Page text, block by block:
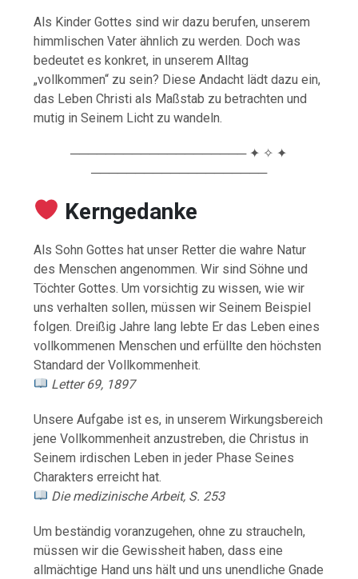
Als Kinder Gottes sind wir dazu berufen, unserem
himmlischen Vater ähnlich zu werden. Doch was
bedeutet es konkret, in unserem Alltag
„vollkommen“ zu sein? Diese Andacht lädt dazu ein,
das Leben Christi als Maßstab zu betrachten und
mutig in Seinem Licht zu wandeln.
──────────────────── ✦ ✧ ✦
────────────────────
️ Kerngedanke
Als Sohn Gottes hat unser Retter die wahre Natur
des Menschen angenommen. Wir sind Söhne und
Töchter Gottes. Um vorsichtig zu wissen, wie wir
uns verhalten sollen, müssen wir Seinem Beispiel
folgen. Dreißig Jahre lang lebte Er das Leben eines
vollkommenen Menschen und erfüllte den höchsten
Standard der Vollkommenheit.
Letter 69, 1897
Unsere Aufgabe ist es, in unserem Wirkungsbereich
jene Vollkommenheit anzustreben, die Christus in
Seinem irdischen Leben in jeder Phase Seines
Charakters erreicht hat.
Die medizinische Arbeit, S. 253
Um beständig voranzugehen, ohne zu straucheln,
müssen wir die Gewissheit haben, dass eine
allmächtige Hand uns hält und uns unendliche Gnade